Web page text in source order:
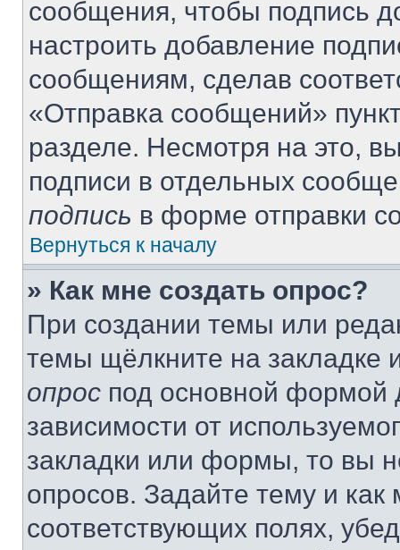
сообщения, чтобы подпись
настроить добавление
сообщениям, сделав
«Отправка сообщений»
разделе. Несмотря на это,
подписи в отдельных
подпись в форме отправки
Вернуться к началу
» Как мне создать опрос?
При создании темы или
темы щёлкните на
опрос под основной формой
зависимости от
закладки или формы, то вы
опросов. Задайте тему и
соответствующих полях,